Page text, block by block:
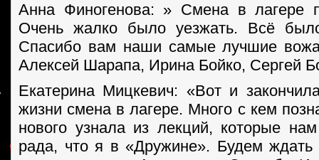
Анна Финогенова: » Смена в лагере
Очень жалко было уезжать. Всё
Спасибо вам наши самые лучшие
Алексей Шарапа, Ирина Бойко, Сергей
Екатерина Мицкевич: «Вот и
жизни смена в лагере. Много с кем
нового узнала из лекций, которые
рада, что я в «Дружине». Будем ждать